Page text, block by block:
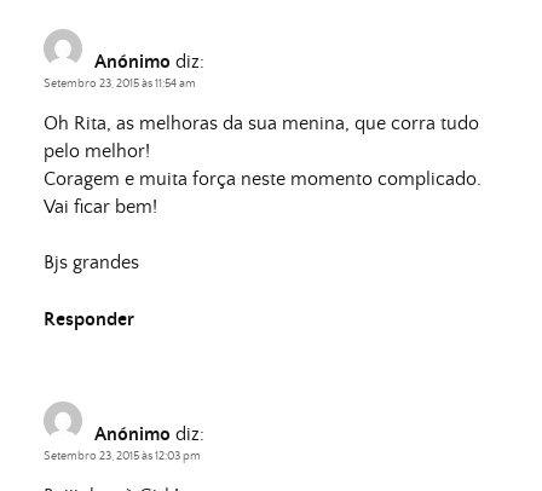
Anónimo diz:
Setembro 23, 2015 às 11:54 am
Oh Rita, as melhoras da sua menina, que corra tudo
pelo melhor!
Coragem e muita força neste momento complicado.
Vai ficar bem!
Bjs grandes
Responder
Anónimo diz:
Setembro 23, 2015 às 12:03 pm